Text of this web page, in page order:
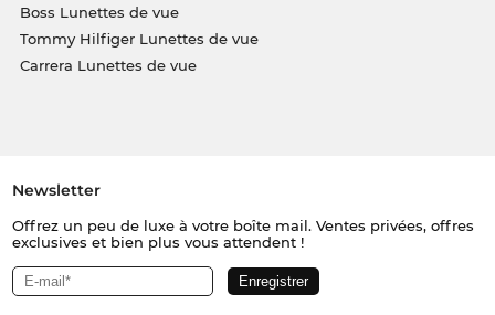
Boss Lunettes de vue
Tommy Hilfiger Lunettes de vue
Carrera Lunettes de vue
Newsletter
Offrez un peu de luxe à votre boîte mail. Ventes privées, offres
exclusives et bien plus vous attendent !